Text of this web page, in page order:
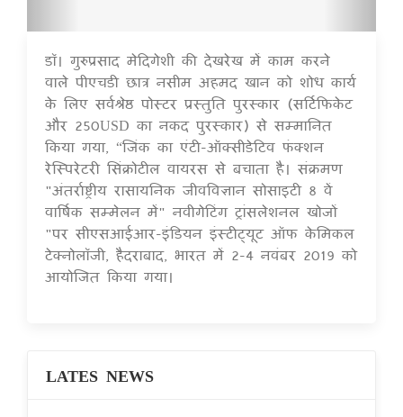
16 Jul 2020
डॉ। गुरुप्रसाद मेदिगेशी की देखरेख में काम करने
वाले पीएचडी छात्र नसीम अहमद खान को शोध कार्य
के लिए सर्वश्रेष्ठ पोस्टर प्रस्तुति पुरस्कार (सर्टिफिकेट
और 250USD का नकद पुरस्कार) से सम्मानित
किया गया, “जिंक का एंटी-ऑक्सीडेटिव फंक्शन
रेस्पिरेटरी सिंक्रोटील वायरस से बचाता है। संक्रमण
"अंतर्राष्ट्रीय रासायनिक जीवविज्ञान सोसाइटी 8 वें
वार्षिक सम्मेलन में" नवीगेटिंग ट्रांसलेशनल खोजों
"पर सीएसआईआर-इंडियन इंस्टीट्यूट ऑफ केमिकल
टेक्नोलॉजी, हैदराबाद, भारत में 2-4 नवंबर 2019 को
आयोजित किया गया।
LATES NEWS